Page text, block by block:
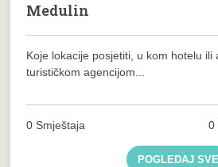
Medulin
Koje lokacije posjetiti, u kom hotelu ili
turističkom agencijom...
0 Smještaja 0
POGLEDAJ SVE